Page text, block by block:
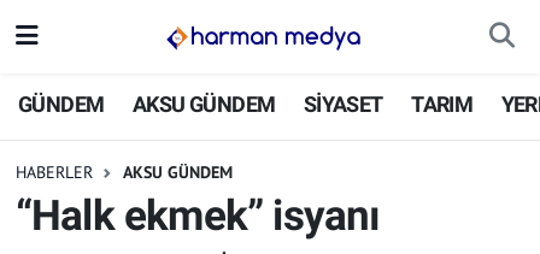
GÜNDEM AKSU GÜNDEM SİYASET TARIM
HABERLER AKSU GÜNDEM
“Halk ekmek” isyanı
GÜNDEM
SİYASET
İstanbul Nöbetçi Eczaneler
İstanbul Trafik Yoğunluk Haritası